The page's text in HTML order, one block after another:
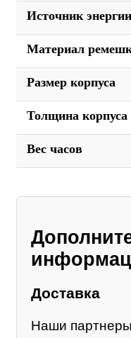
Источник энергии
Материал
Размер корпуса
Толщина корпуса
Вес часов
Доставка
Наши